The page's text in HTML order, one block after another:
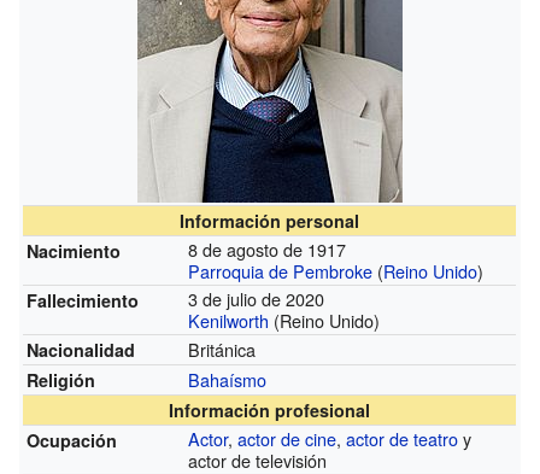
Información personal
Nacimiento
8 de agosto de 1917
Parroquia de Pembroke (Reino Unido)
Fallecimiento
3 de julio de 2020
Kenilworth (Reino Unido)
Nacionalidad Británica
Religión Bahaísmo
Información profesional
Ocupación
Actor,actor de cine,actor de teatroy
actor de televisión